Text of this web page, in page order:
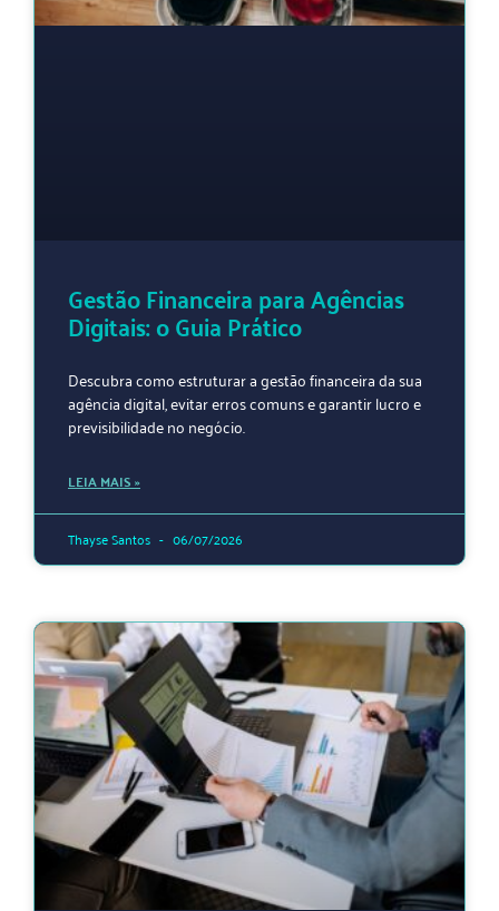
Gestão Financeira para Agências
Digitais: o Guia Prático
Descubra como estruturar a gestão financeira da sua
agência digital, evitar erros comuns e garantir lucro e
previsibilidade no negócio.
LEIA MAIS »
Thayse Santos 06/07/2026